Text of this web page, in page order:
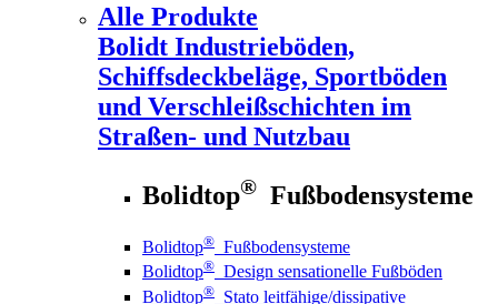
Alle Produkte
Bolidt Industrieböden,
Schiffsdeckbeläge, Sportböden
und Verschleißschichten im
Straßen- und Nutzbau
Bolidtop® Fußbodensysteme
Bolidtop® Fußbodensysteme
Bolidtop® Design sensationelle Fußböden
Bolidtop® Stato leitfähige/dissipative